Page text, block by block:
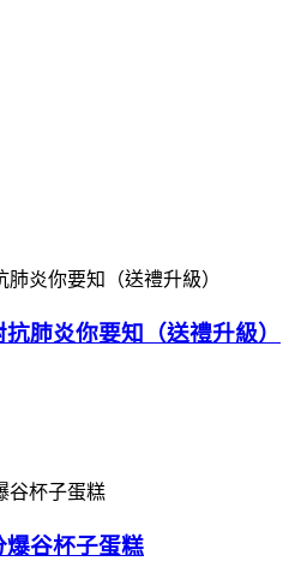
肺炎你要知（送禮升級）
爆谷杯子蛋糕